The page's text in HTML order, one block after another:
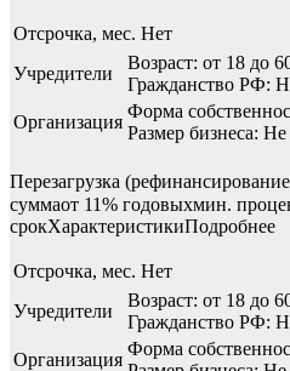
Отсрочка, мес. Нет
Учредители
Возраст: от 18 до
Гражданство РФ:
Организация
Форма
Размер бизнеса:
Перезагрузка
суммаот 11% годовыхмин.
срокХарактеристикиПодробнее
Отсрочка, мес. Нет
Учредители
Возраст: от 18 до
Гражданство РФ:
Организация
Форма